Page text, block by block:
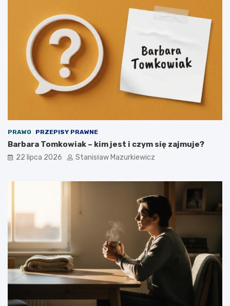
PRAWO PRZEPISY PRAWNE
Barbara Tomkowiak – kim jest i czym się zajmuje?
22 lipca 2026 Stanisław Mazurkiewicz